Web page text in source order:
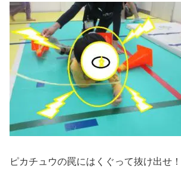
ピカチュウの罠にはくぐって抜け出せ！